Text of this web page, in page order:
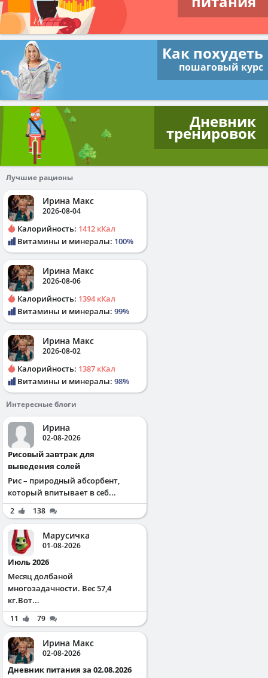
Как похудеть
пошаговый курс
Дневник
тренировок
Лучшие рационы
Ирина Макс
2026-08-04
Калорийность: 1412 кКал
Витамины и минералы: 100%
Ирина Макс
2026-08-06
Калорийность: 1394 кКал
Витамины и минералы: 99%
Ирина Макс
2026-08-02
Калорийность: 1387 кКал
Витамины и минералы: 98%
Интересные блоги
Ирина
02-08-2026
Рисовый завтрак для
выведения солей
Рис – природный абсорбент,
который впитывает в себ...
2 138
Марусичка
01-08-2026
Июль 2026
Месяц долбаной
многозадачности. Вес 57,4
кг.Вот...
11 79
Ирина Макс
02-08-2026
Дневник питания за 02.08.2026